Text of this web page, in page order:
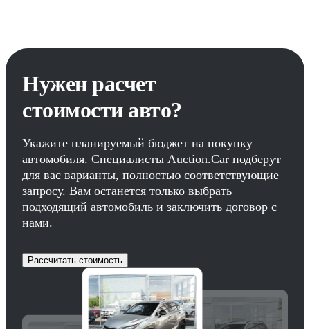
Нужен расчет
стоимости авто?
Укажите планируемый бюджет на покупку
автомобиля. Специалисты Auction.Car подберут
для вас варианты, полностью соответствующие
запросу. Вам останется только выбрать
подходящий автомобиль и заключить договор с
нами.
Рассчитать стоимость